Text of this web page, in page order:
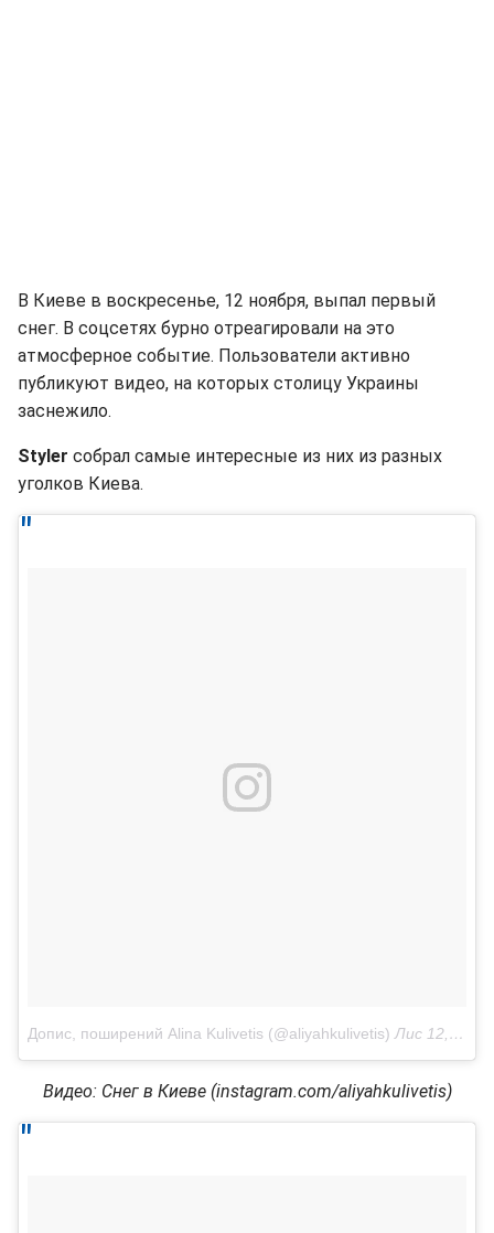
В Киеве в воскресенье, 12 ноября, выпал первый
снег. В соцсетях бурно отреагировали на это
атмосферное событие. Пользователи активно
публикуют видео, на которых столицу Украины
заснежило.
Styler собрал самые интересные из них из разных
уголков Киева.
Допис, поширений Alina Kulivetis (@aliyahkulivetis) Лис 12, 2017 о 3:38 PST
Видео: Снег в Киеве (instagram.com/aliyahkulivetis)